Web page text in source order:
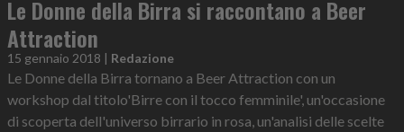
Le Donne della Birra si raccontano a Beer
Attraction
15 gennaio 2018 | Redazione
Le Donne della Birra tornano a Beer Attraction con un
workshop dal titolo'Birre con il tocco femminile', un'occasione
di scoperta dell'universo birrario in rosa, un'analisi delle scelte